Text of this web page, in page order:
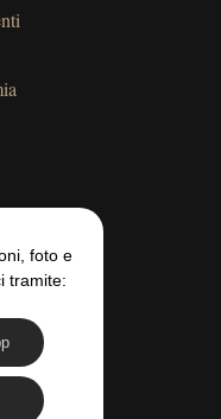
foto e
tramite: